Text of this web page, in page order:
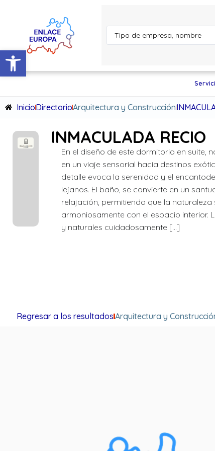
Abrir barra de herramientas
InicioDirectorioArquitectura y Construcción
INMACULADA RECIO
En el diseño de este dormitorio en suite,
en un viaje sensorial hacia destinos
detalle evoca la serenidad y el
lejanos. El baño, se convierte en un
relajación, permitiendo que la naturaleza
armoniosamente con el espacio interior.
y naturales cuidadosamente […]
Regresar a los resultadosArquitectura y